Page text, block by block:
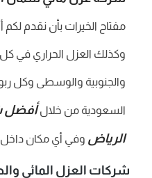
مفتاح الخيرات بأن نقدم
وكذلك العزل الحراري في
والجنوبية والوسطى وكل
السعودية من خلالأفضل
الرياض وفي أي مكان داخل
شركات العزل المائي